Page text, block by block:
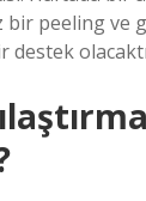
bir peeling ve
destek